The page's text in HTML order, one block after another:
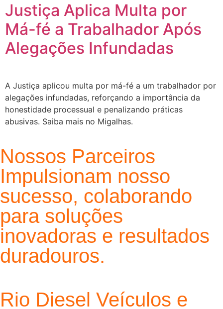
Justiça Aplica Multa por
Má-fé a Trabalhador Após
Alegações Infundadas
A Justiça aplicou multa por má-fé a um trabalhador por
alegações infundadas, reforçando a importância da
honestidade processual e penalizando práticas
abusivas. Saiba mais no Migalhas.
Nossos Parceiros
Impulsionam nosso
sucesso, colaborando
para soluções
inovadoras e resultados
duradouros.
Rio Diesel Veículos e